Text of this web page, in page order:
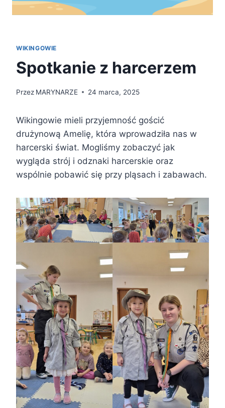
WIKINGOWIE
Spotkanie z harcerzem
Przez MARYNARZE 24 marca, 2025
Wikingowie mieli przyjemność gościć
drużynową Amelię, która wprowadziła nas w
harcerski świat. Mogliśmy zobaczyć jak
wygląda strój i odznaki harcerskie oraz
wspólnie pobawić się przy pląsach i zabawach.